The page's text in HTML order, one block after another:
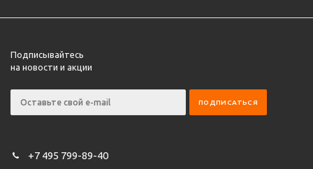
Подписывайтесь
на новости и акции
+7 495 799-89-40